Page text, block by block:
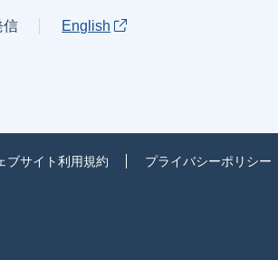
信 English
ブサイト利用規約 プライバシーポリシー